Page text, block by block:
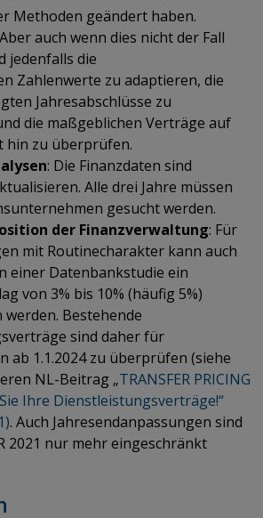
Methoden geändert haben.
auch wenn dies nicht der Fall
jedenfalls die
Zahlenwerte zu adaptieren, die
Jahresabschlüsse zu
die maßgeblichen Verträge auf
hin zu überprüfen.
: Die Finanzdaten sind
Alle drei Jahre müssen
gesucht werden.
der Finanzverwaltung: Für
mit Routinecharakter kann auch
einer Datenbankstudie ein
von 3% bis 10% (häufig 5%)
Bestehende
sind daher für
ab 1.1.2024 zu überprüfen (siehe
NL-Beitrag „TRANSFER PRICING
Ihre Dienstleistungsverträge!“
. Auch Jahresendanpassungen sind
2021 nur mehr eingeschränkt